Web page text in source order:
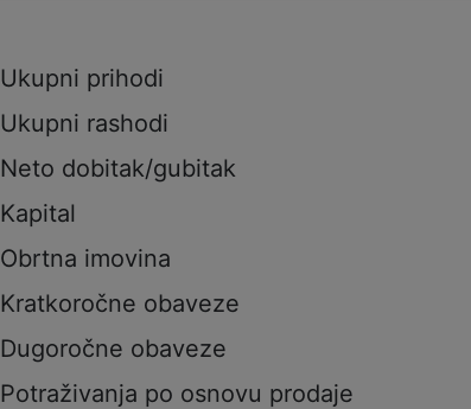
Ukupni prihodi
Ukupni rashodi
Neto dobitak/gubitak
Kapital
Obrtna imovina
Kratkoročne obaveze
Dugoročne obaveze
Potraživanja po osnovu prodaje